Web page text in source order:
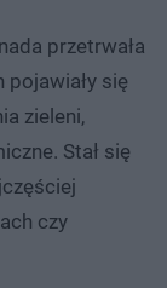
przetrwała
się
zieleni,
Stał się
czy